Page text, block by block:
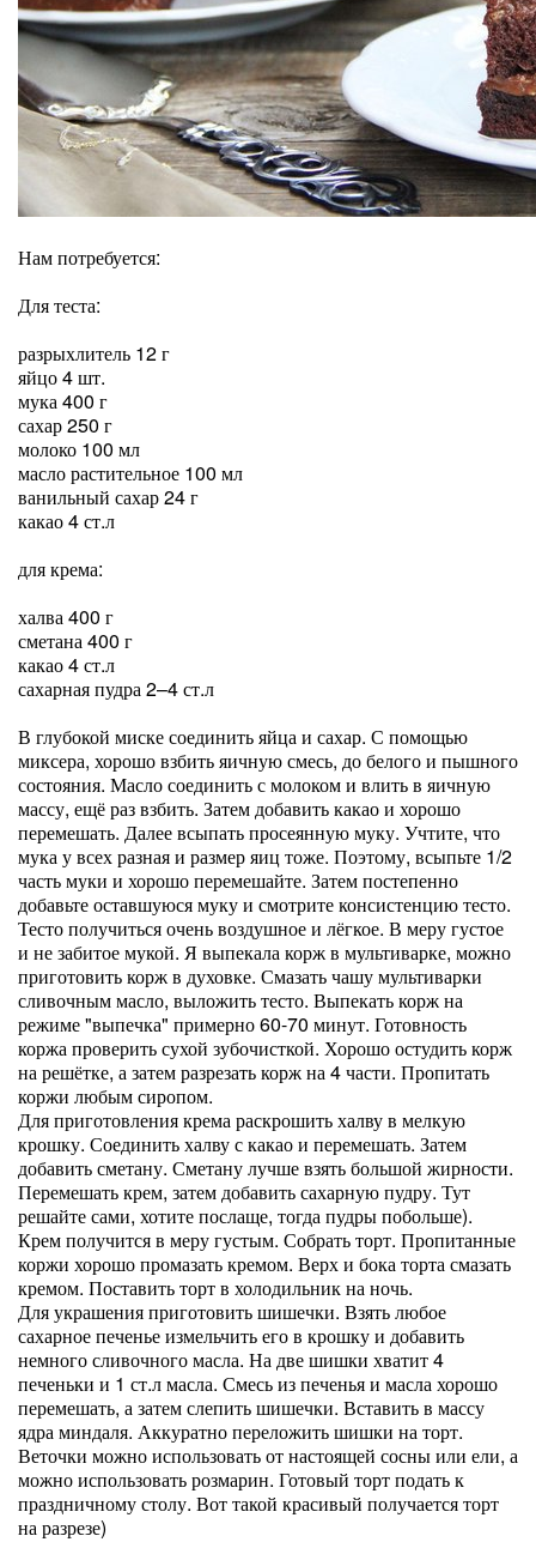
Нам потребуется:
Для теста:
разрыхлитель 12 г
яйцо 4 шт.
мука 400 г
сахар 250 г
молоко 100 мл
масло растительное 100 мл
ванильный сахар 24 г
какао 4 ст.л
для крема:
халва 400 г
сметана 400 г
какао 4 ст.л
сахарная пудра 2–4 ст.л
В глубокой миске соединить яйца и сахар. С помощью
миксера, хорошо взбить яичную смесь, до белого и пышного
состояния. Масло соединить с молоком и влить в яичную
массу, ещё раз взбить. Затем добавить какао и хорошо
перемешать. Далее всыпать просеянную муку. Учтите, что
мука у всех разная и размер яиц тоже. Поэтому, всыпьте 1/2
часть муки и хорошо перемешайте. Затем постепенно
добавьте оставшуюся муку и смотрите консистенцию тесто.
Тесто получиться очень воздушное и лёгкое. В меру густое
и не забитое мукой. Я выпекала корж в мультиварке, можно
приготовить корж в духовке. Смазать чашу мультиварки
сливочным масло, выложить тесто. Выпекать корж на
режиме "выпечка" примерно 60-70 минут. Готовность
коржа проверить сухой зубочисткой. Хорошо остудить корж
на решётке, а затем разрезать корж на 4 части. Пропитать
коржи любым сиропом.
Для приготовления крема раскрошить халву в мелкую
крошку. Соединить халву с какао и перемешать. Затем
добавить сметану. Сметану лучше взять большой жирности.
Перемешать крем, затем добавить сахарную пудру. Тут
решайте сами, хотите послаще, тогда пудры побольше).
Крем получится в меру густым. Собрать торт. Пропитанные
коржи хорошо промазать кремом. Верх и бока торта смазать
кремом. Поставить торт в холодильник на ночь.
Для украшения приготовить шишечки. Взять любое
сахарное печенье измельчить его в крошку и добавить
немного сливочного масла. На две шишки хватит 4
печеньки и 1 ст.л масла. Смесь из печенья и масла хорошо
перемешать, а затем слепить шишечки. Вставить в массу
ядра миндаля. Аккуратно переложить шишки на торт.
Веточки можно использовать от настоящей сосны или ели, а
можно использовать розмарин. Готовый торт подать к
праздничному столу. Вот такой красивый получается торт
на разрезе)